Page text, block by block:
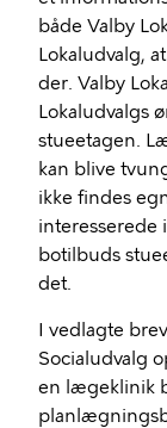
både Valby
Lokaludvalg,
der. Valby
Lokaludvalgs
stueetagen.
kan blive
ikke findes
interesserede
botilbuds
det.
I vedlagte
Socialudvalg
en lægeklinik